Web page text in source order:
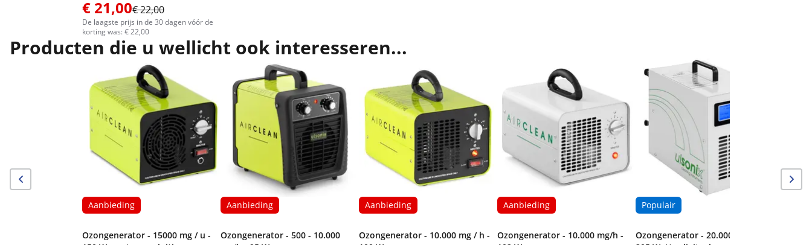
€ 21,00€ 22,00
De laagste prijs in de 30 dagen vóór de
korting was: € 22,00
Producten die u wellicht ook interesseren...
Aanbieding
Ozongenerator - 15000 mg / u -
Aanbieding
Ozongenerator - 500 - 10.000
Aanbieding
Ozongenerator - 10.000 mg / h -
Aanbieding
Ozongenerator - 10.000 mg/h -
Populair
Ozongenerator - 20.000 mg/h -